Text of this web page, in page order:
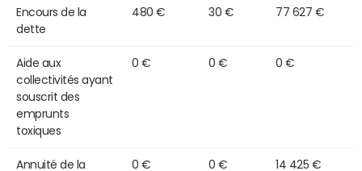
Encours de la
dette
480 € 30 € 77 627 €
Aide aux
collectivités ayant
souscrit des
emprunts
toxiques
0 € 0 € 0 €
Annuité de la
0 € 0 € 14 425 €